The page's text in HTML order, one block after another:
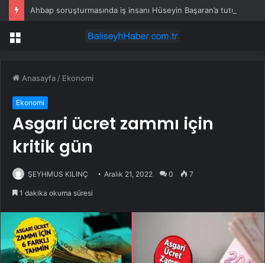
Menü
Anasayfa / Ekonomi
Ekonomi
Asgari ücret zammı için
kritik gün
ŞEYHMUS KILINÇ Aralık 21, 2022 0 7
1 dakika okuma süresi